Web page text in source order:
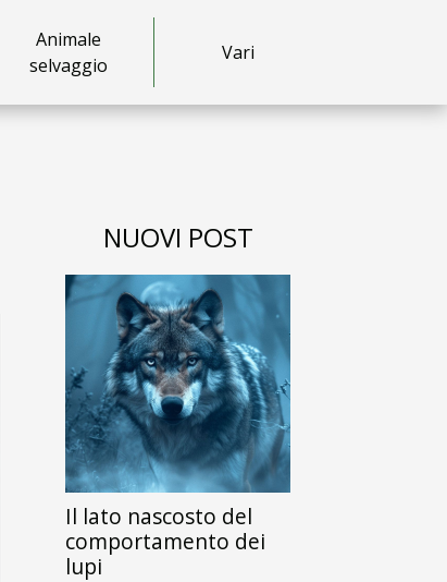
Animale
selvaggio
Vari
NUOVI POST
Il lato nascosto del
comportamento dei
lupi